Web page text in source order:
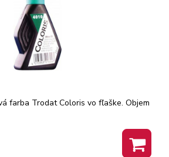
farba Trodat Coloris vo fľaške. Objem